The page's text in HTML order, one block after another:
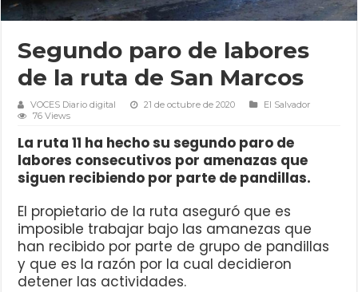
Segundo paro de labores
de la ruta de San Marcos
VOCES Diario digital 21 de octubre de 2020
El Salvador
76 Views
La ruta 11 ha hecho su segundo paro de
labores consecutivos por amenazas que
siguen recibiendo por parte de pandillas.
El propietario de la ruta aseguró que es
imposible trabajar bajo las amanezas que
han recibido por parte de grupo de pandillas
y que es la razón por la cual decidieron
detener las actividades.